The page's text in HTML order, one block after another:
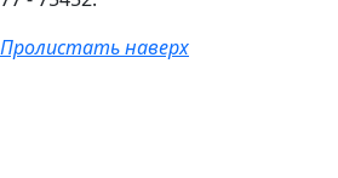
Пролистать наверх